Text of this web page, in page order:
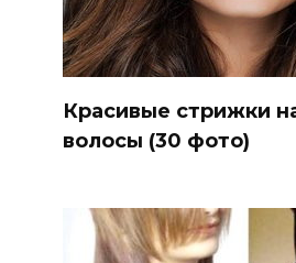
Красивые стрижки
волосы (30 фото)